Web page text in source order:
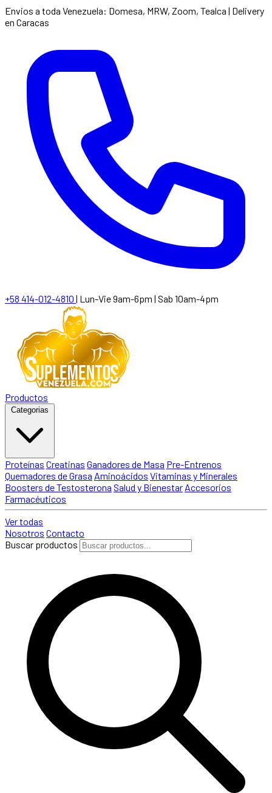
Envios a toda Venezuela: Domesa, MRW, Zoom, Tealca | Delivery
en Caracas
+58 414-012-4810 | Lun-Vie 9am-6pm | Sab 10am-4pm
Productos
Categorias
Proteínas Creatinas Ganadores de Masa Pre-Entrenos
Quemadores de Grasa Aminoácidos Vitaminas y Minerales
Boosters de Testosterona Salud y Bienestar Accesorios
Farmacéuticos
Ver todas
Nosotros Contacto
Buscar productos